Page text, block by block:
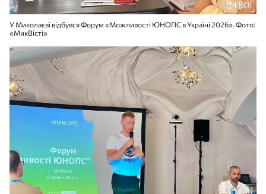
У Миколаєві відбувся Форум «Можливості ЮНОПС в Україні 2026». Фото:
«МикВісті»